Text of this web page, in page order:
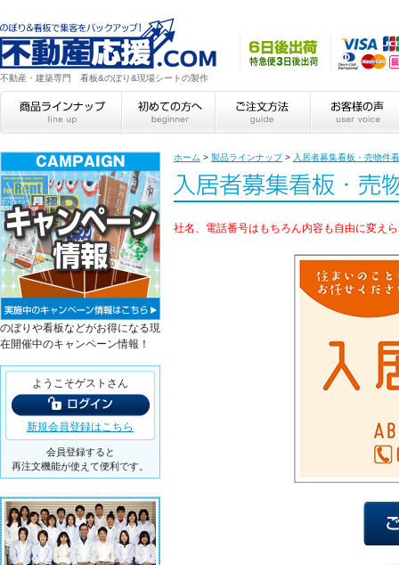
不動産・建築専門 看板&のぼり&現場シートの製作
ホーム > 製品ラインナップ> 入居者募集看板・売物件
社名、電話番号はもちろん内容も自由に変え
のぼりや看板などがお得になる現
在開催中のキャンペーン情報！
ようこそゲストさん
新規会員登録はこちら
会員登録すると
再注文機能が使えて便利です。